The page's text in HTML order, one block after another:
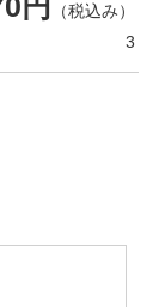
（税込み）
3